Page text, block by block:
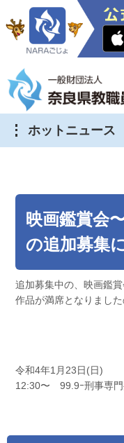
ホットニュース
映画鑑賞会
の追加募集
追加募集中の、映画鑑
作品が満席となりまし
令和4年1月23日(日)
12:30〜 99.9ｰ刑事専門